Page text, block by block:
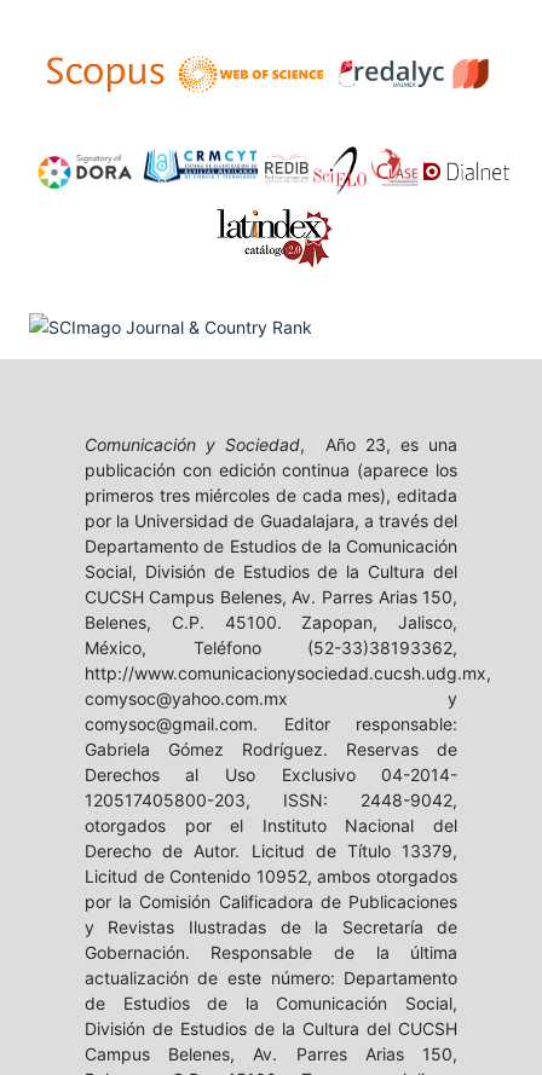
Comunicación y Sociedad, Año 23, es una
publicación con edición continua (aparece los
primeros tres miércoles de cada mes), editada
por la Universidad de Guadalajara, a través del
Departamento de Estudios de la Comunicación
Social, División de Estudios de la Cultura del
CUCSH Campus Belenes, Av. Parres Arias 150,
Belenes, C.P. 45100. Zapopan, Jalisco,
México, Teléfono (52-33)38193362,
http://www.comunicacionysociedad.cucsh.udg.mx,
comysoc@yahoo.com.mx y
comysoc@gmail.com. Editor responsable:
Gabriela Gómez Rodríguez. Reservas de
Derechos al Uso Exclusivo 04-2014-
120517405800-203, ISSN: 2448-9042,
otorgados por el Instituto Nacional del
Derecho de Autor. Licitud de Título 13379,
Licitud de Contenido 10952, ambos otorgados
por la Comisión Calificadora de Publicaciones
y Revistas Ilustradas de la Secretaría de
Gobernación. Responsable de la última
actualización de este número: Departamento
de Estudios de la Comunicación Social,
División de Estudios de la Cultura del CUCSH
Campus Belenes, Av. Parres Arias 150,